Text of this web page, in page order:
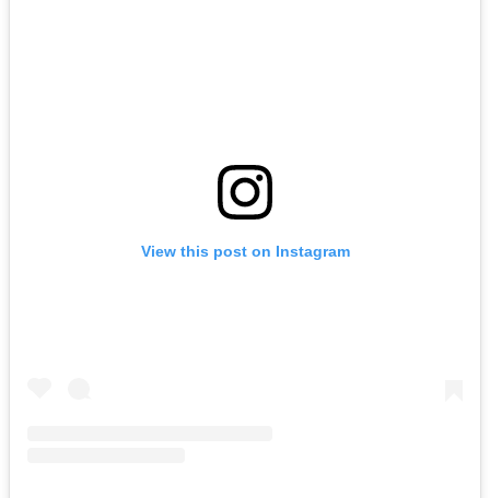
View this post on Instagram